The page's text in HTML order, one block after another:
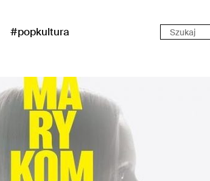
#popkultura